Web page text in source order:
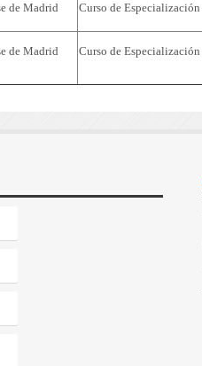
de Madrid Curso de Especialización
de Madrid Curso de Especialización